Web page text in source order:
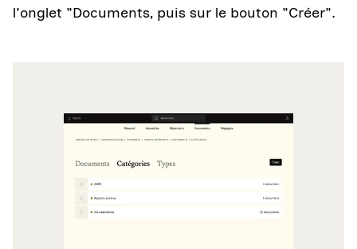
l'onglet "Documents, puis sur le bouton "Créer".